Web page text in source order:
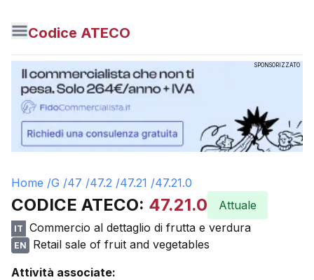
Codice ATECO
SPONSORIZZATO
Home /G /47 /47.2 /47.21 /47.21.0
CODICE ATECO: 47.21.0 Attuale
IT Commercio al dettaglio di frutta e verdura
EN
Retail sale of fruit and vegetables
Attività associate: